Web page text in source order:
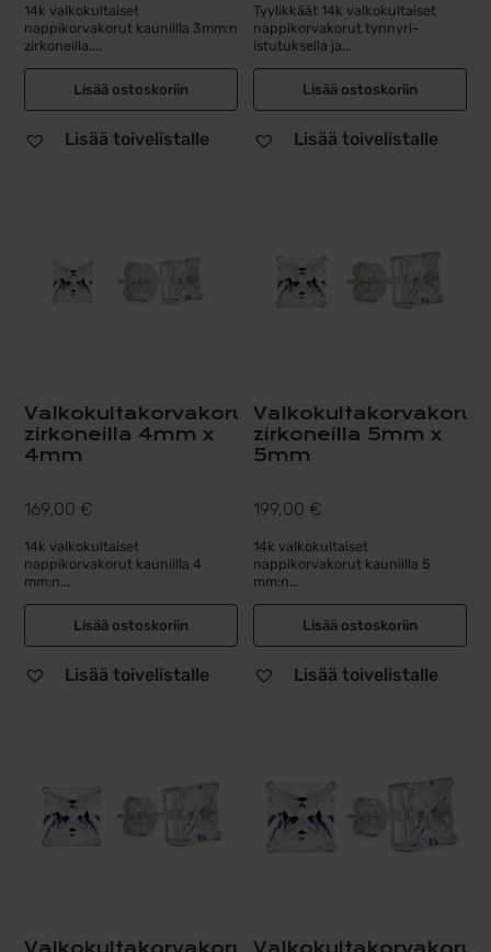
14k valkokultaiset
nappikorvakorut kauniilla 3mm:n
zirkoneilla....
Lisää ostoskoriin
Lisää toivelistalle
Tyylikkäät 14k valkokultaiset
nappikorvakorut tynnyri-
istutuksella ja...
Lisää ostoskoriin
Lisää toivelistalle
Valkokultakorvakorut
zirkoneilla 4mm x
4mm
169,00 €
14k valkokultaiset
nappikorvakorut kauniilla 4
mm:n...
Lisää ostoskoriin
Lisää toivelistalle
Valkokultakorvakorut
zirkoneilla 5mm x
5mm
199,00 €
14k valkokultaiset
nappikorvakorut kauniilla 5
mm:n...
Lisää ostoskoriin
Lisää toivelistalle